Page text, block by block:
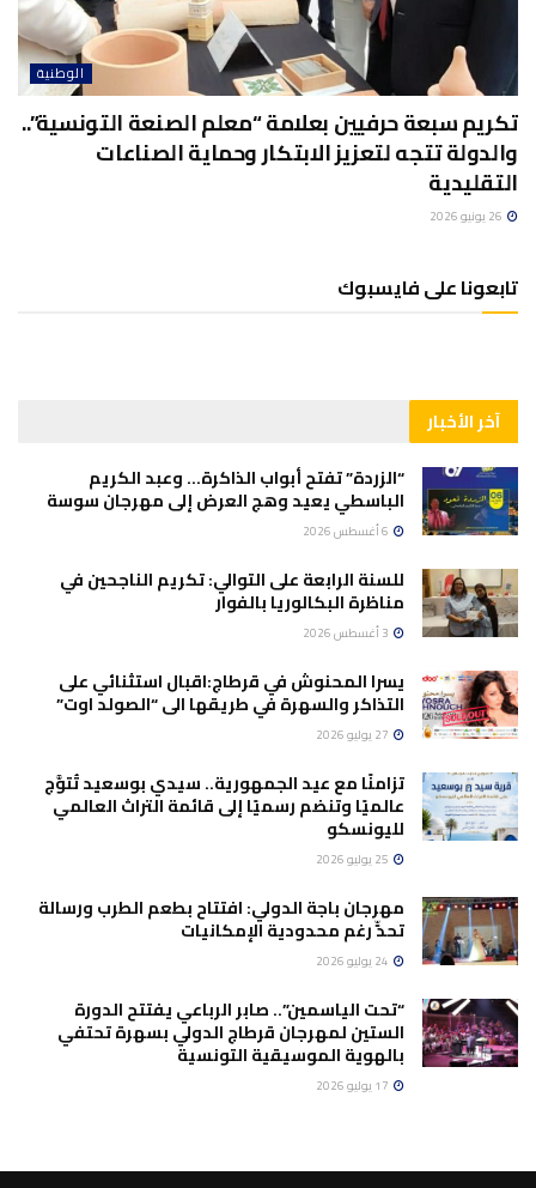
الوطنية
تكريم سبعة حرفيين بعلامة “معلم الصنعة التونسية”..
والدولة تتجه لتعزيز الابتكار وحماية الصناعات
التقليدية
تابعونا على فايسبوك
آخر الأخبار
“الزردة” تفتح أبواب الذاكرة… وعبد الكريم
الباسطي يعيد وهج العرض إلى مهرجان سوسة
للسنة الرابعة على التوالي: تكريم الناجحين في
مناظرة البكالوريا بالفوار
يسرا المحنوش في قرطاج:اقبال استثنائي على
التذاكر والسهرة في طريقها الى “الصولد اوت”
تزامنًا مع عيد الجمهورية.. سيدي بوسعيد تُتوَّج
عالميًا وتنضم رسميًا إلى قائمة التراث العالمي
لليونسكو
مهرجان باجة الدولي: افتتاح بطعم الطرب ورسالة
تحدٍّ رغم محدودية الإمكانيات
“تحت الياسمين”.. صابر الرباعي يفتتح الدورة
الستين لمهرجان قرطاج الدولي بسهرة تحتفي
بالهوية الموسيقية التونسية